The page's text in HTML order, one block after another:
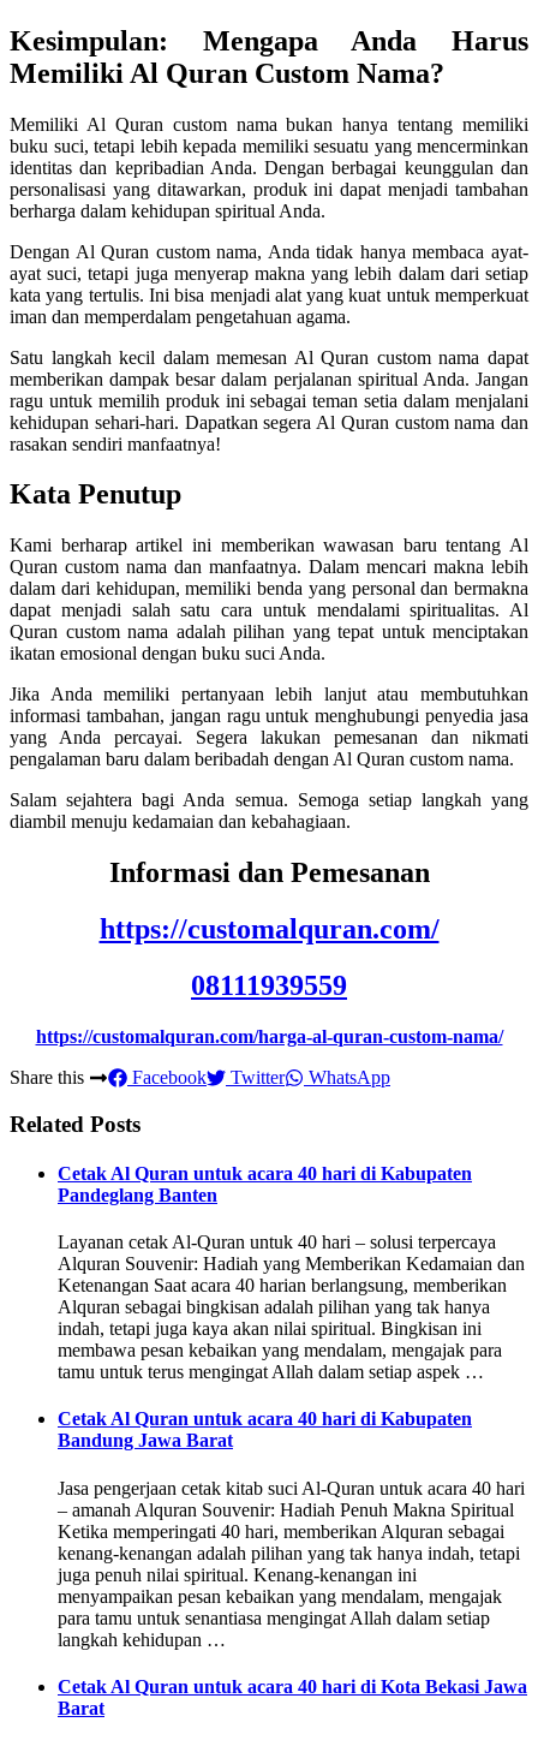
Kesimpulan: Mengapa Anda Harus
Memiliki Al Quran Custom Nama?
Memiliki Al Quran custom nama bukan hanya tentang memiliki
buku suci, tetapi lebih kepada memiliki sesuatu yang mencerminkan
identitas dan kepribadian Anda. Dengan berbagai keunggulan dan
personalisasi yang ditawarkan, produk ini dapat menjadi tambahan
berharga dalam kehidupan spiritual Anda.
Dengan Al Quran custom nama, Anda tidak hanya membaca ayat-
ayat suci, tetapi juga menyerap makna yang lebih dalam dari setiap
kata yang tertulis. Ini bisa menjadi alat yang kuat untuk memperkuat
iman dan memperdalam pengetahuan agama.
Satu langkah kecil dalam memesan Al Quran custom nama dapat
memberikan dampak besar dalam perjalanan spiritual Anda. Jangan
ragu untuk memilih produk ini sebagai teman setia dalam menjalani
kehidupan sehari-hari. Dapatkan segera Al Quran custom nama dan
rasakan sendiri manfaatnya!
Kata Penutup
Kami berharap artikel ini memberikan wawasan baru tentang Al
Quran custom nama dan manfaatnya. Dalam mencari makna lebih
dalam dari kehidupan, memiliki benda yang personal dan bermakna
dapat menjadi salah satu cara untuk mendalami spiritualitas. Al
Quran custom nama adalah pilihan yang tepat untuk menciptakan
ikatan emosional dengan buku suci Anda.
Jika Anda memiliki pertanyaan lebih lanjut atau membutuhkan
informasi tambahan, jangan ragu untuk menghubungi penyedia jasa
yang Anda percayai. Segera lakukan pemesanan dan nikmati
pengalaman baru dalam beribadah dengan Al Quran custom nama.
Salam sejahtera bagi Anda semua. Semoga setiap langkah yang
diambil menuju kedamaian dan kebahagiaan.
Informasi dan Pemesanan
https://customalquran.com/
08111939559
https://customalquran.com/harga-al-quran-custom-nama/
Share this
Facebook Twitter WhatsApp
Related Posts
Cetak Al Quran untuk acara 40 hari di Kabupaten
Pandeglang Banten
Layanan cetak Al-Quran untuk 40 hari – solusi terpercaya
Alquran Souvenir: Hadiah yang Memberikan Kedamaian dan
Ketenangan Saat acara 40 harian berlangsung, memberikan
Alquran sebagai bingkisan adalah pilihan yang tak hanya
indah, tetapi juga kaya akan nilai spiritual. Bingkisan ini
membawa pesan kebaikan yang mendalam, mengajak para
tamu untuk terus mengingat Allah dalam setiap aspek …
Cetak Al Quran untuk acara 40 hari di Kabupaten
Bandung Jawa Barat
Jasa pengerjaan cetak kitab suci Al-Quran untuk acara 40 hari
– amanah Alquran Souvenir: Hadiah Penuh Makna Spiritual
Ketika memperingati 40 hari, memberikan Alquran sebagai
kenang-kenangan adalah pilihan yang tak hanya indah, tetapi
juga penuh nilai spiritual. Kenang-kenangan ini
menyampaikan pesan kebaikan yang mendalam, mengajak
para tamu untuk senantiasa mengingat Allah dalam setiap
langkah kehidupan …
Cetak Al Quran untuk acara 40 hari di Kota Bekasi Jawa
Barat